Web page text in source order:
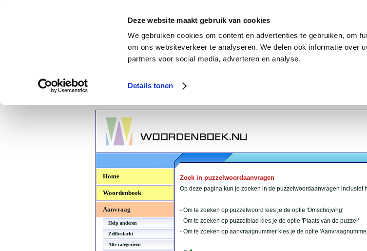
Deze website maakt gebruik van cookies
We gebruiken cookies om content en advertenties te gebruiken, om
om ons websiteverkeer te analyseren. We delen ook informatie over
partners voor social media, adverteren en analyse.
Details tonen
Woordenboek.NU
Home
Woordenboek
Aanvraag
Help anderen
Zelfbedacht
Alle categorieën
Zoek in puzzelwoordaanvragen
Op deze pagina kun je zoeken in de puzzelwoordaanvragen inclusief
- Om te zoeken op puzzelwoord kies je de optie 'Omschrijving'
- Om te zoeken op puzzelblad kies je de optie 'Plaats van de puzzel'
- Om te zoeken op aanvraagnummer kies je de optie